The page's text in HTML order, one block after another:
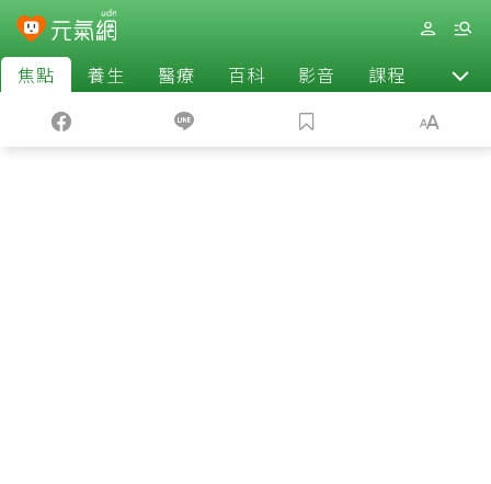
焦點 養生 醫療 百科 影音 課程 退休